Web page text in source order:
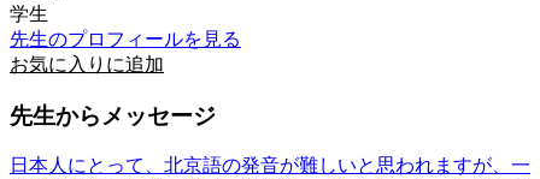
学生
先生のプロフィールを見る
お気に入りに追加
先生からメッセージ
日本人にとって、北京語の発音が難しいと思われますが、一